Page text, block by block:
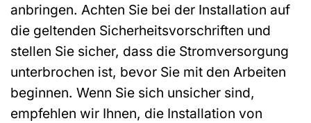
anbringen. Achten Sie bei der Installation auf
die geltenden Sicherheitsvorschriften und
stellen Sie sicher, dass die Stromversorgung
unterbrochen ist, bevor Sie mit den Arbeiten
beginnen. Wenn Sie sich unsicher sind,
empfehlen wir Ihnen, die Installation von